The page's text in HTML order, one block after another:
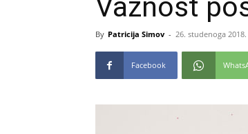
Važnost
By Patricija Simov - 26. studenoga 2018.
Facebook